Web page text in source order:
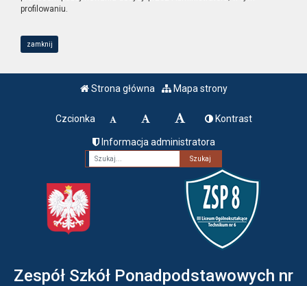
profilowaniu.
zamknij
Strona główna Mapa strony
Czcionka Kontrast
Informacja administratora
Fraza
Zespół Szkół Ponadpodstawowych nr